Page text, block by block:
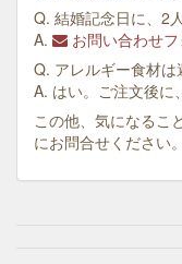
Q. 結婚記念日に、2
A.
お問い合わせ
Q. アレルギー食材は
A. はい。ご注文後に
この他、気になるこ
にお問合せください。